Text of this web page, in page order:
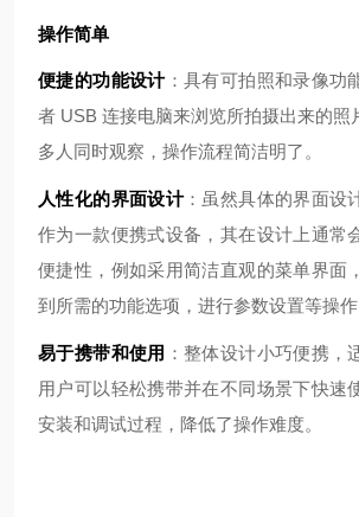
操作简单
便捷的功能设计：具有可拍照和录像功
者 USB 连接电脑来浏览所拍摄出来的照
多人同时观察，操作流程简洁明了。
人性化的界面设计：虽然具体的界面设
作为一款便携式设备，其在设计上通常
便捷性，例如采用简洁直观的菜单界面
到所需的功能选项，进行参数设置等操作
易于携带和使用 ：整体设计小巧便携，
用户可以轻松携带并在不同场景下快速
安装和调试过程，降低了操作难度。